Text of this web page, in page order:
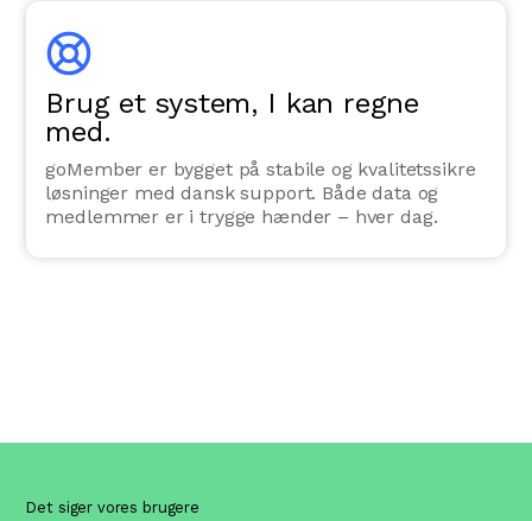
Brug et system, I kan regne
med.
goMember er bygget på stabile og kvalitetssikre
løsninger med dansk support. Både data og
medlemmer er i trygge hænder – hver dag.
Det siger vores brugere